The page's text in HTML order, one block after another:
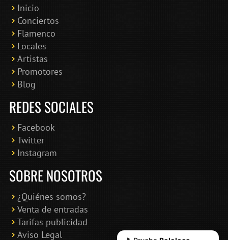
Inicio
Conciertos
Flamenco
Locales
Artistas
Promotores
Blog
REDES SOCIALES
Facebook
Twitter
Instagram
SOBRE NOSOTROS
¿Quiénes somos?
Venta de entradas
Tarifas publicidad
Aviso Legal